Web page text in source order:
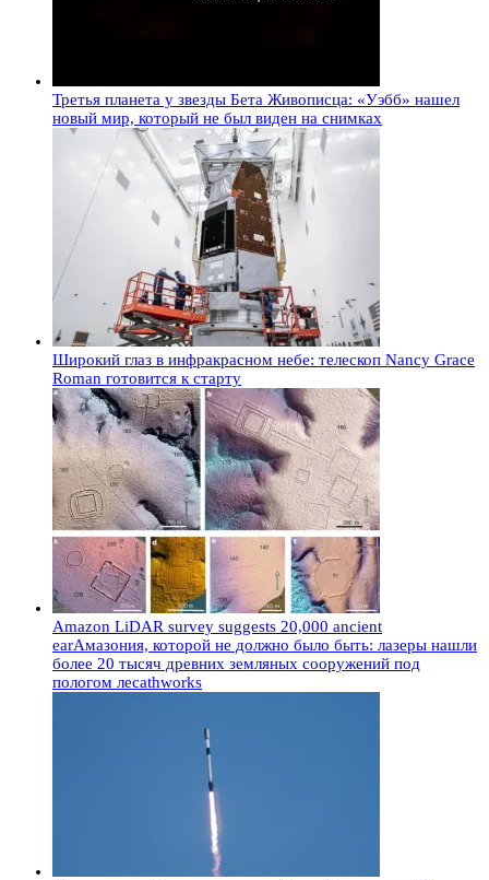
Третья планета у звезды Бета Живописца: «Уэбб» нашел
новый мир, который не был виден на снимках
Широкий глаз в инфракрасном небе: телескоп Nancy Grace
Roman готовится к старту
Amazon LiDAR survey suggests 20,000 ancient
earАмазония, которой не должно было быть: лазеры нашли
более 20 тысяч древних земляных сооружений под
пологом лесаthworks